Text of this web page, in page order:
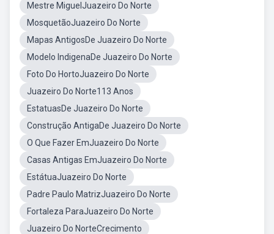
Mestre MiguelJuazeiro Do Norte
MosquetãoJuazeiro Do Norte
Mapas AntigosDe Juazeiro Do Norte
Modelo IndigenaDe Juazeiro Do Norte
Foto Do HortoJuazeiro Do Norte
Juazeiro Do Norte113 Anos
EstatuasDe Juazeiro Do Norte
Construção AntigaDe Juazeiro Do Norte
O Que Fazer EmJuazeiro Do Norte
Casas Antigas EmJuazeiro Do Norte
EstátuaJuazeiro Do Norte
Padre Paulo MatrizJuazeiro Do Norte
Fortaleza ParaJuazeiro Do Norte
Juazeiro Do NorteCrecimento